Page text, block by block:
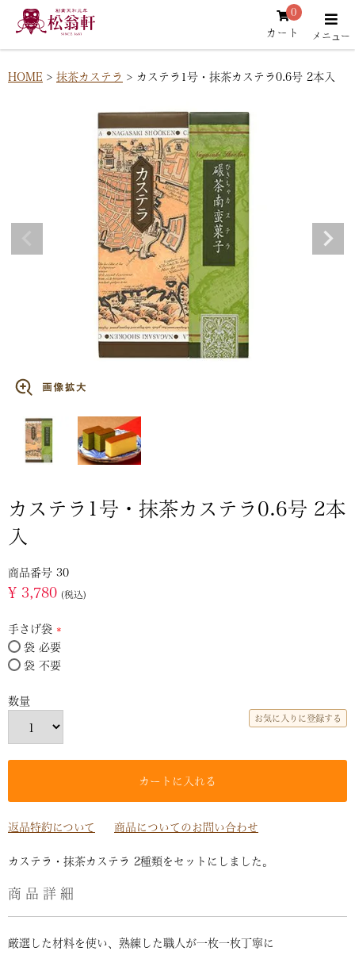
カート
0
HOME 抹茶カステラ カステラ1号・抹茶カステラ0.6号 2本入
カステラ1号・抹茶カステラ0.6号 2本
入
商品番号 30
¥ 3,780 税込
手さげ袋
(必
須)
袋 必要
袋 不要
お気に入りに登録する
カートに入れる
返品特約について 商品についてのお問い合わせ
カステラ・抹茶カステラ 2種類をセットにしました。
商品詳細
厳選した材料を使い、熟練した職人が一枚一枚丁寧に